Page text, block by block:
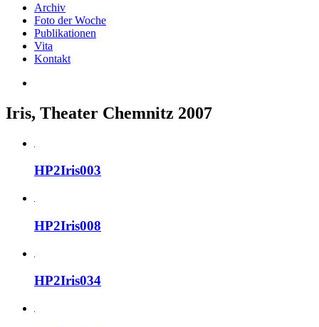
Archiv
Foto der Woche
Publikationen
Vita
Kontakt
Iris, Theater Chemnitz 2007
HP2Iris003
HP2Iris008
HP2Iris034